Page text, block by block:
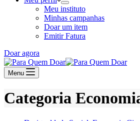
Meu instituto
Minhas campanhas
Doar um item
Emitir Fatura
Doar agora
Menu
Categoria